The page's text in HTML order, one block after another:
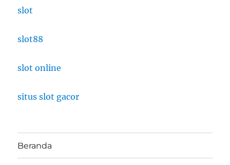
slot
slot88
slot online
situs slot gacor
Beranda